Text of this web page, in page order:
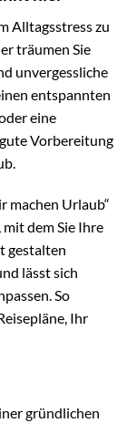
Alltagsstress zu
träumen Sie
unvergessliche
entspannten
eine
Vorbereitung
machen Urlaub“
dem Sie Ihre
gestalten
lässt sich
So
Ihr
gründlichen